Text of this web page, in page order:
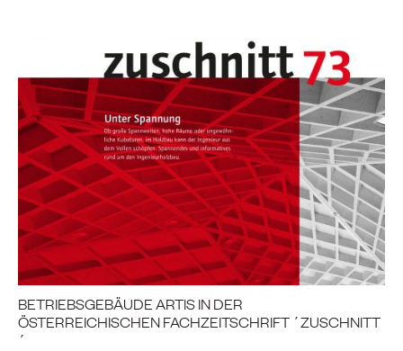
BETRIEBSGEBÄUDE ARTIS IN DER
ÖSTERREICHISCHEN FACHZEITSCHRIFT ´ZUSCHNITT
´